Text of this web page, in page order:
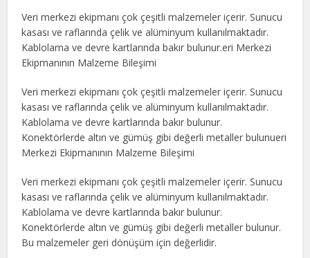
Veri merkezi ekipmanı çok çeşitli malzemeler içerir. Sunucu
kasası ve raflarında çelik ve alüminyum kullanılmaktadır.
Kablolama ve devre kartlarında bakır bulunur.eri Merkezi
Ekipmanının Malzeme Bileşimi
Veri merkezi ekipmanı çok çeşitli malzemeler içerir. Sunucu
kasası ve raflarında çelik ve alüminyum kullanılmaktadır.
Kablolama ve devre kartlarında bakır bulunur.
Konektörlerde altın ve gümüş gibi değerli metaller bulunueri
Merkezi Ekipmanının Malzeme Bileşimi
Veri merkezi ekipmanı çok çeşitli malzemeler içerir. Sunucu
kasası ve raflarında çelik ve alüminyum kullanılmaktadır.
Kablolama ve devre kartlarında bakır bulunur.
Konektörlerde altın ve gümüş gibi değerli metaller bulunur.
Bu malzemeler geri dönüşüm için değerlidir.